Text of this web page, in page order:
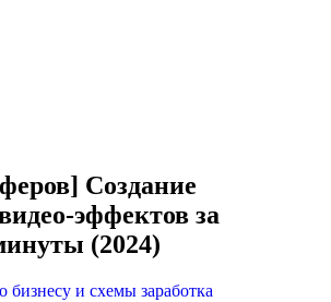
Создание
эффектов за
(2024)
бизнесу и схемы заработка